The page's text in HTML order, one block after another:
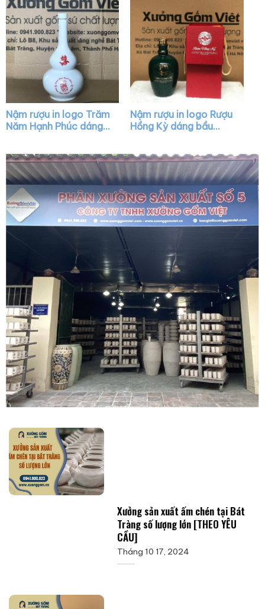
Nậm rượu in logo Trăm
Năm Hạnh Phúc dáng
Nậm rượu in logo Rượu
Hồng Kỳ dáng bầu
Xưởng sản xuất ấm chén tại Bát
Tràng số lượng lớn [THEO YÊU
CẦU]
Tháng 10 17, 2024